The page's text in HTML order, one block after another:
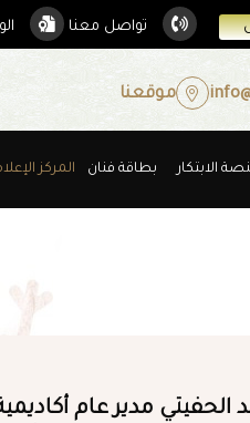
تواصل معنا
موقعنا
الابتكار بطاقة فنان المركز
مدير عام